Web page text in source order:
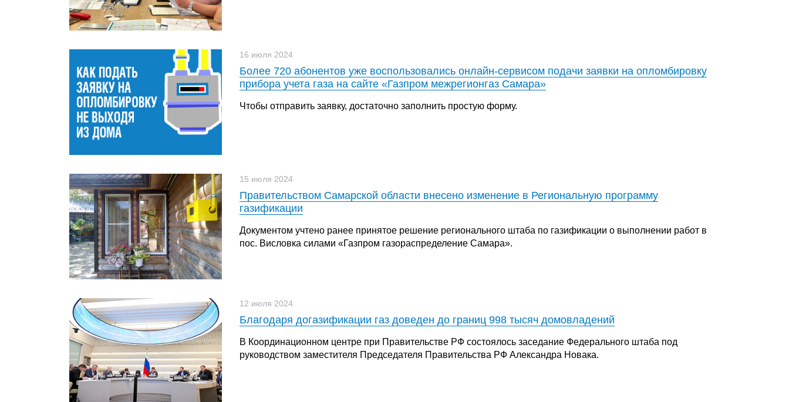
16 июля 2024
Более 720 абонентов уже воспользовались онлайн-сервисом подачи заявки на опломбировку
прибора учета газа на сайте «Газпром межрегионгаз Самара»
Чтобы отправить заявку, достаточно заполнить простую форму.
15 июля 2024
Правительством Самарской области внесено изменение в Региональную программу
газификации
Документом учтено ранее принятое решение регионального штаба по газификации о выполнении работ в
пос. Висловка силами «Газпром газораспределение Самара».
12 июля 2024
Благодаря догазификации газ доведен до границ 998 тысяч домовладений
В Координационном центре при Правительстве РФ состоялось заседание Федерального штаба под
руководством заместителя Председателя Правительства РФ Александра Новака.